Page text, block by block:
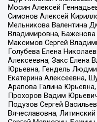
Мосин Алексей
Симонов Алексей
Мельникова Валентина
Владимировна, Баженова
Максимов Сергей
Голубева Елена
Алексеевна, Закс Елена
Юрьевна, Гендель
Екатерина Алексеевна,
Арапова Галина
Прохоров Вадим
Подузов Сергей
Вячеславовна,